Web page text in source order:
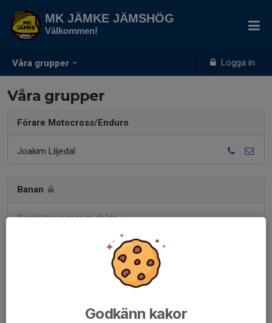
Våra grupper Logga in
MK JÄMKE JÄMSHÖG
Välkommen!
Våra grupper
Förare Motocross/Enduro
Joakim Liljedal
Banan
Kontaktpersoner är dolda
, Tränare, Assisterande
, Suppleant 3, Webbansvarig, Tränare
Godkänn kakor